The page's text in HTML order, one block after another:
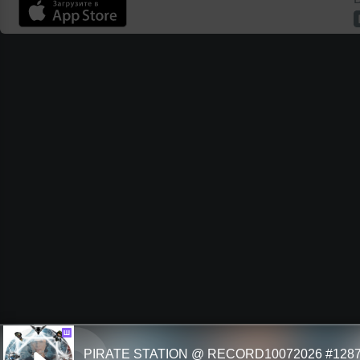
Ш
PIRATE STATION @ RECORD10072026